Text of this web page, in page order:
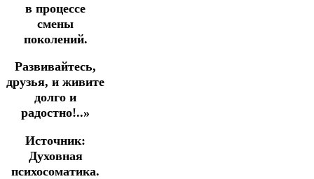
в процессе
смены
поколений.
Развивайтесь,
друзья, и живите
долго и
радостно!..»
Источник:
Духовная
психосоматика.